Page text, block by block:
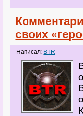
своих
Написал: BTR